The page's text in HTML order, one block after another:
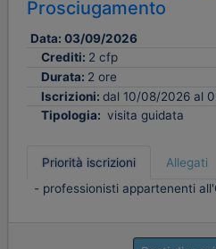
Prosciugamento
Data: 03/09/2026
Crediti: 2 cfp
Durata: 2 ore
Iscrizioni: dal 10/08/2026 al
Tipologia: visita guidata
Priorità iscrizioni Allegati
- professionisti appartenenti